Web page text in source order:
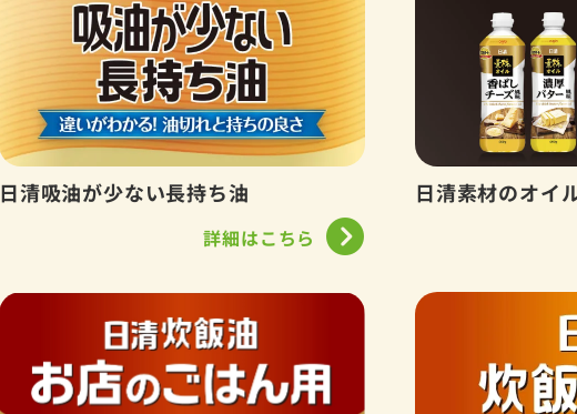
日清吸油が少ない長持ち油
詳細はこちら
日清素材のオイ